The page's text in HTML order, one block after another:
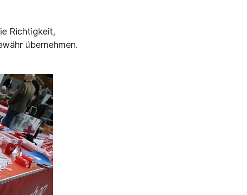
Richtigkeit,
übernehmen.